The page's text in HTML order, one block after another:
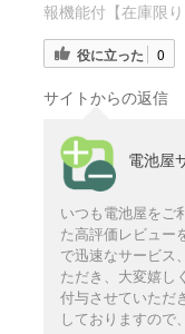
報機能付【在庫限り
役に立った 0
サイトからの返信
電池屋
いつも電池屋をご
た高評価レビュー
で迅速なサービス
ただき、大変嬉し
付与させていただ
しておりますので